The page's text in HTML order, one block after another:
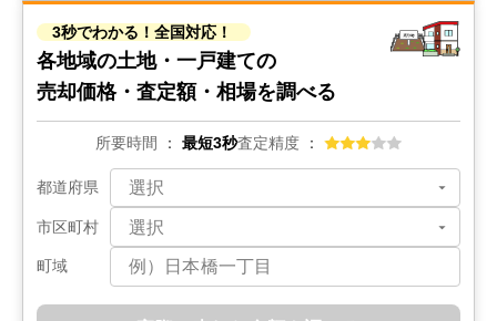
3秒でわかる！全国対応！
各地域の土地・一戸建ての
売却価格・査定額・相場を調べる
所要時間 最短3秒査定精度
都道府県
市区町村
町域